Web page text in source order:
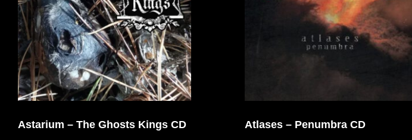
Astarium – The Ghosts Kings CD Atlases – Penumbra CD